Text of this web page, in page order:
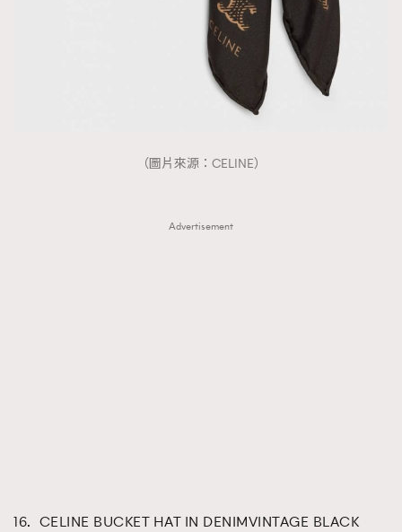
（圖片來源：CELINE）
Advertisement
16. CELINE BUCKET HAT IN DENIMVINTAGE BLACK